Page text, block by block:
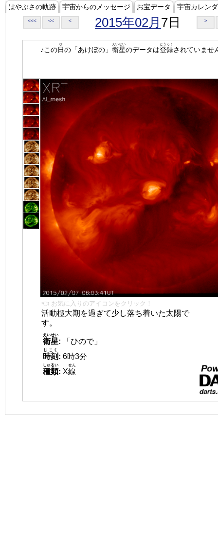
はやぶさの軌跡 宇宙からのメッセージ お宝データ 宇宙カレン
<<< << < 2015年02月 7日 >
♪この日
ひ
の「あけぼの」 衛星
えいせい
のデータは登録
とうろく
されていませ
👈 お気に入りのアイコンをクリック！
活動極大期を過ぎて少し落ち着いた太陽で
す。
衛星
えいせい
:
「ひので」
時刻
じこく
: 6時3分
種類
しゅるい
: X線
せん